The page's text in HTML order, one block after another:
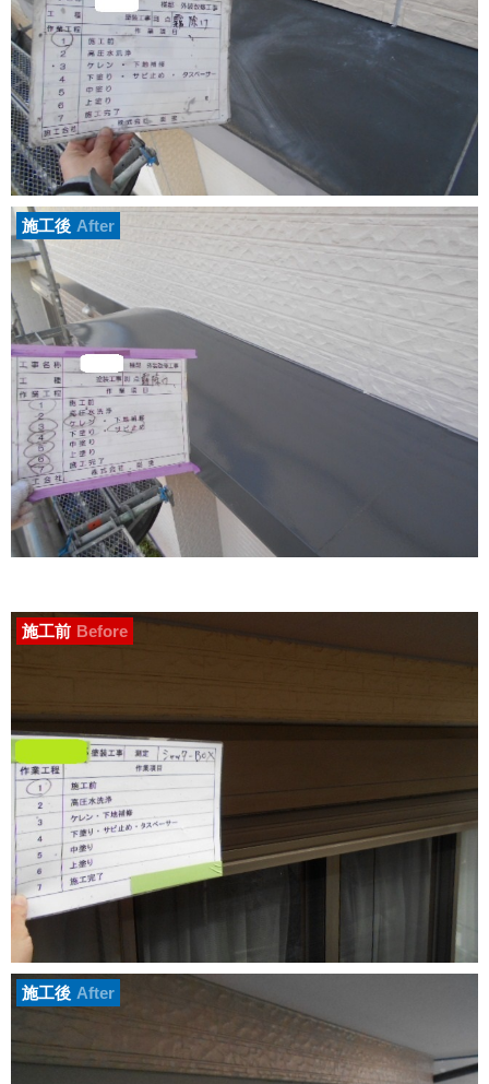
施工後 After
施工前 Before
施工後 After